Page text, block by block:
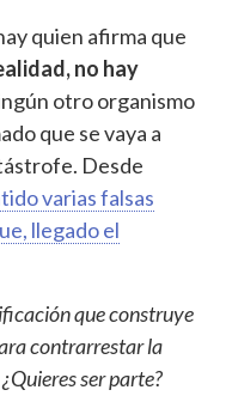
quien afirma que
no hay
otro organismo
que se vaya a
Desde
varias falsas
llegado el
que construye
contrarrestar la
ser parte?